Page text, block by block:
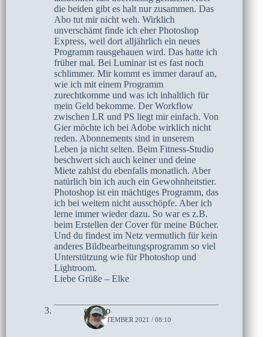
die beiden gibt es halt nur zusammen. Das
Abo tut mir nicht weh. Wirklich
unverschämt finde ich eher Photoshop
Express, weil dort alljährlich ein neues
Programm rausgehauen wird. Das hatte ich
früher mal. Bei Luminar ist es fast noch
schlimmer. Mir kommt es immer darauf an,
wie ich mit einem Programm
zurechtkomme und was ich inhaltlich für
mein Geld bekomme. Der Workflow
zwischen LR und PS liegt mir einfach. Von
Gier möchte ich bei Adobe wirklich nicht
reden. Abonnements sind in unserem
Leben ja nicht selten. Beim Fitness-Studio
beschwert sich auch keiner und deine
Miete zahlst du ebenfalls monatlich. Aber
natürlich bin ich auch ein Gewohnheitstier.
Photoshop ist ein mächtiges Programm, das
ich bei weitem nicht ausschöpfe. Aber ich
lerne immer wieder dazu. So war es z.B.
beim Erstellen der Cover für meine Bücher.
Und du findest im Netz vermutlich für kein
anderes Bildbearbeitungsprogramm so viel
Unterstützung wie für Photoshop und
Lightroom.
Liebe Grüße – Elke
czoczo
19. SEPTEMBER 2021 / 08:10